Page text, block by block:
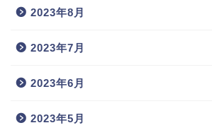
2023年8月
2023年7月
2023年6月
2023年5月